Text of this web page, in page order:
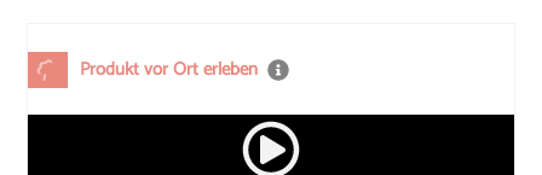
Produkt vor Ort erleben